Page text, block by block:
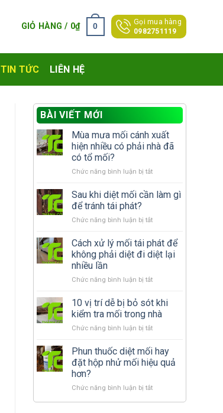
GIỎ HÀNG / 0₫ 0
Gọi mua hàng
0982751119
TIN TỨC LIÊN HỆ
BÀI VIẾT MỚI
Mùa mưa mối cánh xuất
hiện nhiều có phải nhà đã
có tổ mối?
Chức năng bình luận bị tắtở
mưa
xuất
nhiều
có
phải
đã
tổ
mối?
Sau khi diệt mối cần làm gì
để tránh tái phát?
Chức năng bình luận bị tắtở
khi
diệt
mối
làm
để
tránh
tái
phát?
Cách xử lý mối tái phát để
không phải diệt đi diệt lại
nhiều lần
Chức năng bình luận bị tắtở
xử
lý
mối
tái
để
không
phải
đi
10 vị trí dễ bị bỏ sót khi
kiểm tra mối trong nhà
Chức năng bình luận bị tắtở
vị
trí
dễ
bỏ
Phun thuốc diệt mối hay
đặt hộp nhử mối hiệu quả
hơn?
Chức năng bình luận bị tắtở